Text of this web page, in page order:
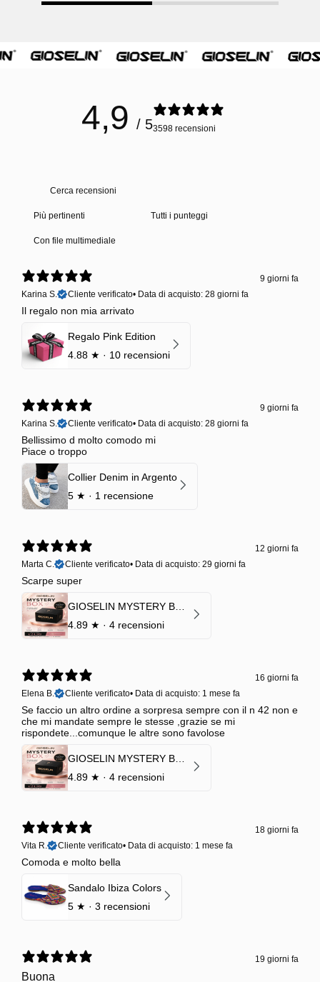
4,9 / 53598 recensioni
Con file multimediale
9 giorni fa
Karina S.
Cliente verificato• Data di acquisto: 28 giorni fa
Il regalo non mia arrivato
Regalo Pink Edition
4.88 ★ · 10 recensioni
9 giorni fa
Karina S.
Cliente verificato• Data di acquisto: 28 giorni fa
Bellissimo d molto comodo mi
Piace o troppo
Collier Denim in Argento
5 ★ · 1 recensione
12 giorni fa
Marta C.
Cliente verificato• Data di acquisto: 29 giorni fa
Scarpe super
GIOSELIN MYSTERY BOX | €24,99 → Valore garantito minimo €70
4.89 ★ · 4 recensioni
16 giorni fa
Elena B.
Cliente verificato• Data di acquisto: 1 mese fa
Se faccio un altro ordine a sorpresa sempre con il n 42 non e
che mi mandate sempre le stesse ,grazie se mi
rispondete...comunque le altre sono favolose
GIOSELIN MYSTERY BOX | €24,99 → Valore garantito minimo €70
4.89 ★ · 4 recensioni
18 giorni fa
Vita R.
Cliente verificato• Data di acquisto: 1 mese fa
Comoda e molto bella
Sandalo Ibiza Colors
5 ★ · 3 recensioni
19 giorni fa
Buona